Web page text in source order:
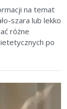
na temat
szara lub lekko
różne
po